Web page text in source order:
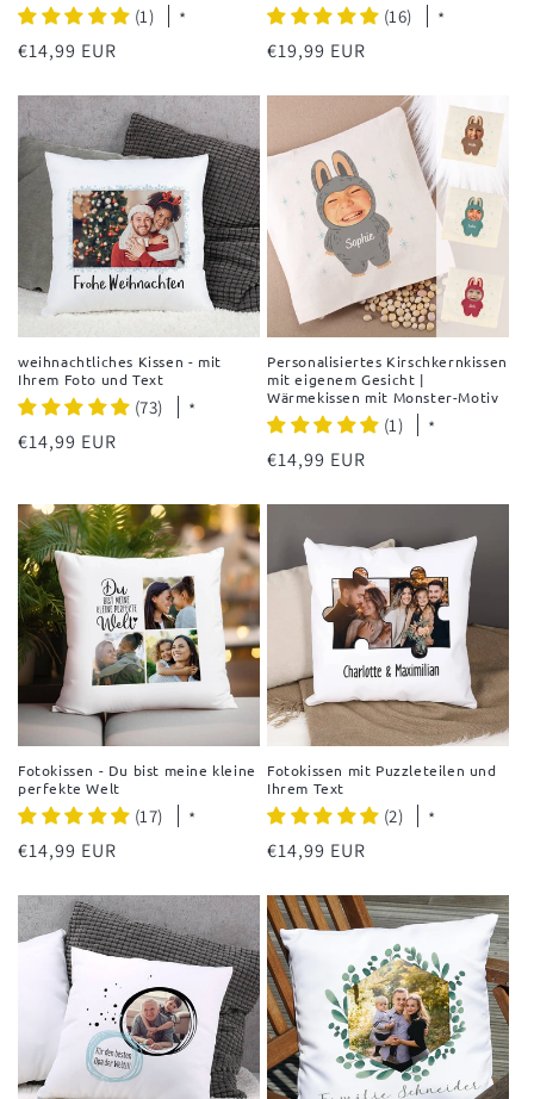
(1) *
Normaler
€14,99 EUR
(16) *
Normaler
€19,99 EUR
weihnachtliches Kissen - mit
Ihrem Foto und Text
(73) *
Normaler
€14,99 EUR
Personalisiertes Kirschkernkissen
mit eigenem Gesicht |
Wärmekissen mit Monster-Motiv
(1) *
Normaler
€14,99 EUR
Fotokissen - Du bist meine kleine
perfekte Welt
(17) *
Normaler
€14,99 EUR
Fotokissen mit Puzzleteilen und
Ihrem Text
(2) *
Normaler
€14,99 EUR